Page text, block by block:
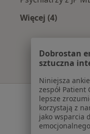
Więcej (4)
Polityka
Dobrostan
sztuczna
Niniejsza
zespół Patient
lepsze
korzystają z
jako wsparcia